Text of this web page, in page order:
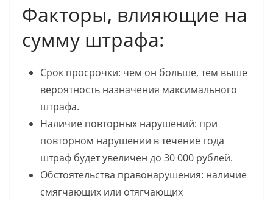
Факторы, влияющие на
сумму штрафа:
Срок просрочки: чем он больше, тем выше
вероятность назначения максимального
штрафа.
Наличие повторных нарушений: при
повторном нарушении в течение года
штраф будет увеличен до 30 000 рублей.
Обстоятельства правонарушения: наличие
смягчающих или отягчающих